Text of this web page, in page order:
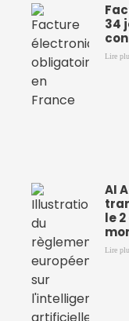
34
Lire
AI
le
Lire